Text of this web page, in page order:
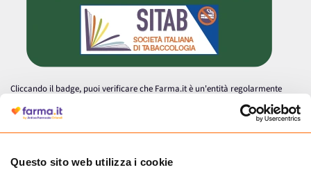
Questo sito web utilizza i cookie
Cliccando il badge, puoi verificare che Farma.it è un'entità regolarmente
autorizzata dal Ministero della Salute a effettuare la vendita online di
medicinali.